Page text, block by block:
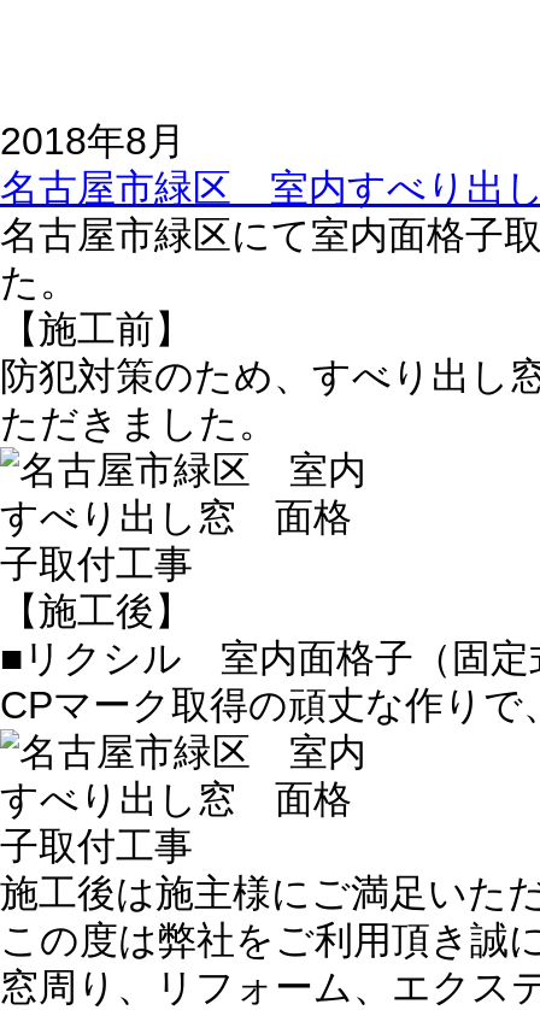
2018年8月
名古屋市緑区 室内すべり出
名古屋市緑区にて室内面格子
た。
【施工前】
防犯対策のため、すべり出し
ただきました。
【施工後】
■リクシル 室内面格子（固
CPマーク取得の頑丈な作り
施工後は施主様にご満足いた
この度は弊社をご利用頂き誠
窓周り、リフォーム、エクス